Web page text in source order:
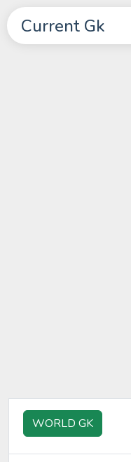
Current Gk
WORLD GK